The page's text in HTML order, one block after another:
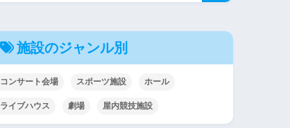
施設のジャンル別
コンサート会場 スポーツ施設 ホール
ライブハウス 劇場 屋内競技施設